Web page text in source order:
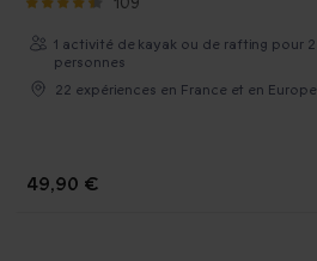
1 activité de kayak ou de rafting pour 2
personnes
22 expériences en France et en Europe
49,90 €